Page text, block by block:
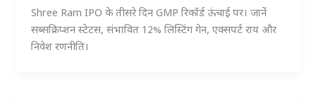
Shree Ram IPO के तीसरे दिन GMP रिकॉर्ड ऊंचाई पर। जानें
सब्सक्रिप्शन स्टेटस, संभावित 12% लिस्टिंग गेन, एक्सपर्ट राय और
निवेश रणनीति।